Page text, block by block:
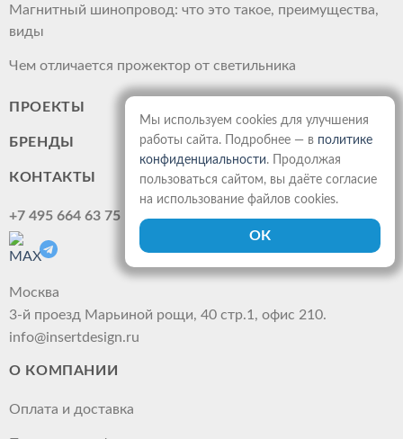
Магнитный шинопровод: что это такое, преимущества,
виды
Чем отличается прожектор от светильника
ПРОЕКТЫ
БРЕНДЫ
КОНТАКТЫ
+7 495 664 63 75
Москва
3-й проезд Марьиной рощи, 40 стр.1, офис 210.
info@insertdesign.ru
О КОМПАНИИ
Оплата и доставка
Мы используем cookies для улучшения
работы сайта. Подробнее — в политике
конфиденциальности. Продолжая
пользоваться сайтом, вы даёте согласие
на использование файлов cookies.